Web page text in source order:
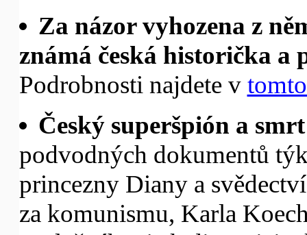
Za názor vyhozena z
známá česká historička
Podrobnosti najdete v
Český superšpión a
podvodných dokumentů
princezny Diany a
za komunismu, Karla